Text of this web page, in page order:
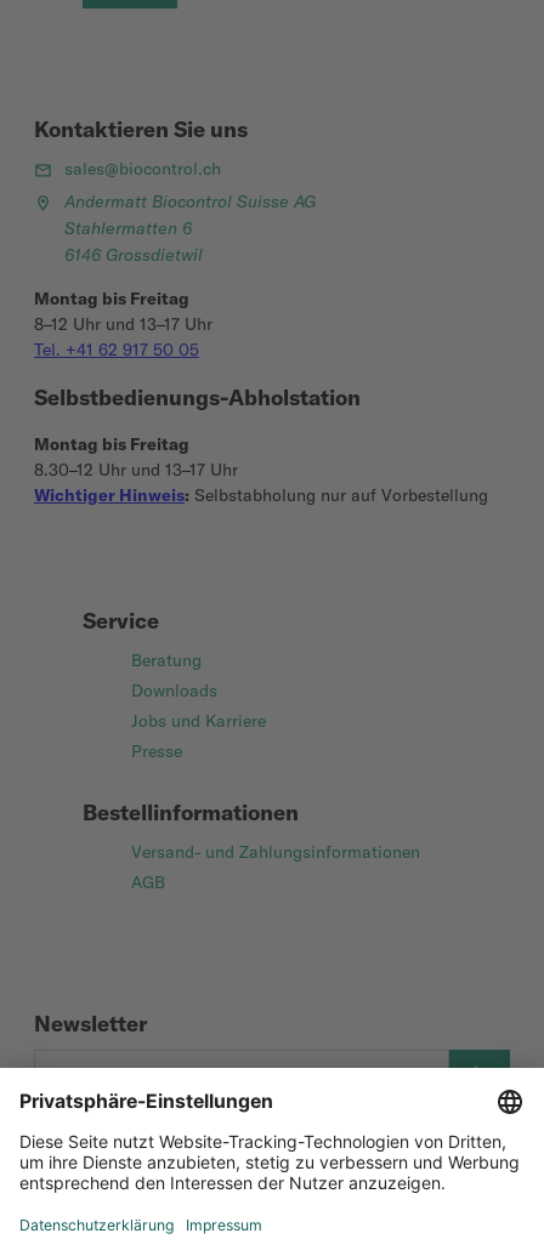
Service
Beratung
Downloads
Jobs und Karriere
Presse
Bestellinformationen
Versand- und Zahlungsinformationen
AGB
Newsletter
Social Media
Kontaktieren Sie uns
sales@biocontrol.ch
Andermatt Biocontrol Suisse AG
Stahlermatten 6
6146 Grossdietwil
Montag bis Freitag
8–12 Uhr und 13–17 Uhr
Tel. +41 62 917 50 05
Selbstbedienungs-Abholstation
Montag bis Freitag
8.30–12 Uhr und 13–17 Uhr
Wichtiger Hinweis: Selbstabholung nur auf Vorbestellung